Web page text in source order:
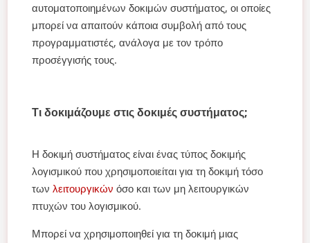
αυτοματοποιημένων δοκιμών συστήματος, οι οποίες
μπορεί να απαιτούν κάποια συμβολή από τους
προγραμματιστές, ανάλογα με τον τρόπο
προσέγγισής τους.
Τι δοκιμάζουμε στις δοκιμές συστήματος;
Η δοκιμή συστήματος είναι ένας τύπος δοκιμής
λογισμικού που χρησιμοποιείται για τη δοκιμή τόσο
τωνλειτουργικών όσο και των μη λειτουργικών
πτυχών του λογισμικού.
Μπορεί να χρησιμοποιηθεί για τη δοκιμή μιας